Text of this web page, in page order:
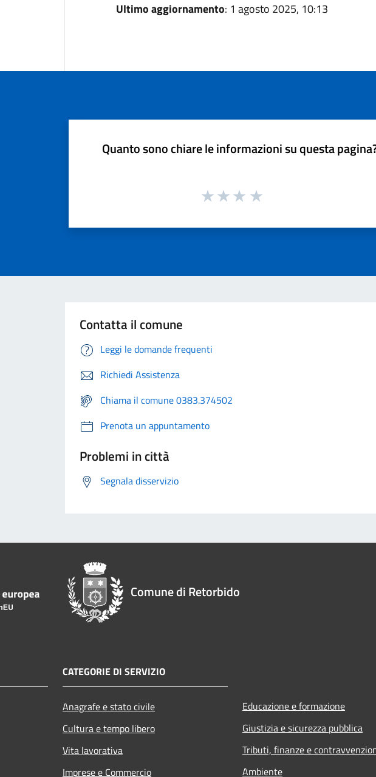
Ultimo aggiornamento: 1 agosto 2025, 10:13
Quanto sono chiare le informazioni su questa
Contatta il comune
Leggi le domande frequenti
Richiedi Assistenza
Chiama il comune 0383.374502
Prenota un appuntamento
Problemi in città
Segnala disservizio
Comune di Retorbido
CATEGORIE DI SERVIZIO
Anagrafe e stato civile
Cultura e tempo libero
Vita lavorativa
Imprese e Commercio
Educazione e formazione
Giustizia e sicurezza pubblica
Tributi, finanze e
Ambiente